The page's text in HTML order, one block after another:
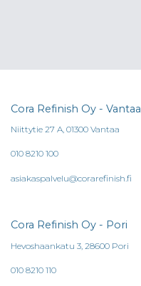
Cora Refinish Oy - Vantaa
Niittytie 27 A, 01300 Vantaa
010 8210 100
asiakaspalvelu@corarefinish.fi
Cora Refinish Oy - Pori
Hevoshaankatu 3, 28600 Pori
010 8210 110